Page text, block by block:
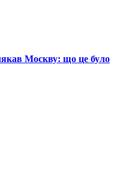
Москву: що це було